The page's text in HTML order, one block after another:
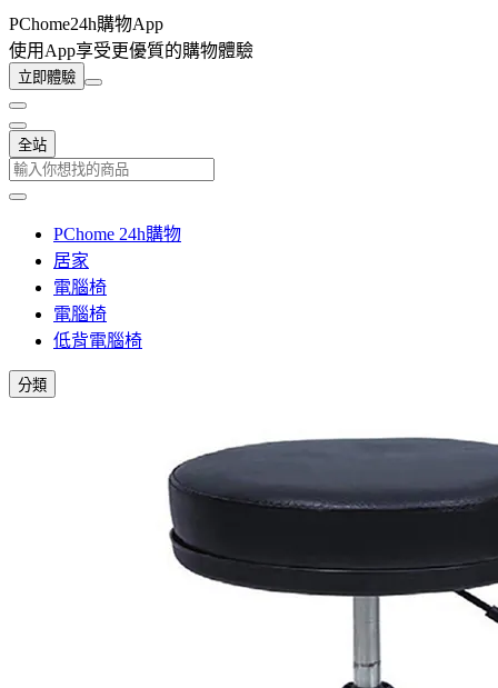
PChome24h購物App
使用App享受更優質的購物體驗
立即體驗
全站
PChome 24h購物
居家
電腦椅
電腦椅
低背電腦椅
分類